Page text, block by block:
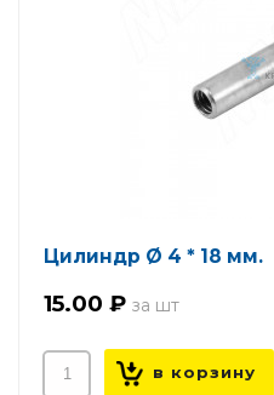
Цилиндр Ø 4 * 18 мм.
15.00 ₽